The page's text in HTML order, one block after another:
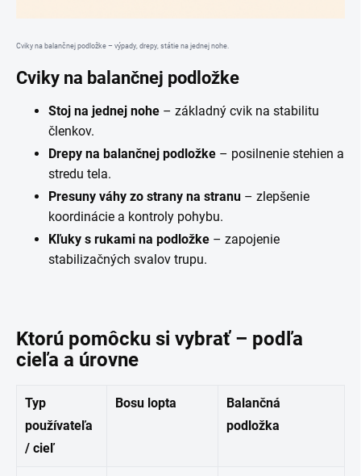
Cviky na balančnej podložke – výpady, drepy, státie na jednej nohe.
Cviky na balančnej podložke
Stoj na jednej nohe – základný cvik na stabilitu
členkov.
Drepy na balančnej podložke – posilnenie stehien a
stredu tela.
Presuny váhy zo strany na stranu – zlepšenie
koordinácie a kontroly pohybu.
Kľuky s rukami na podložke – zapojenie
stabilizačných svalov trupu.
Ktorú pomôcku si vybrať – podľa
cieľa a úrovne
Typ
používateľa
/ cieľ
Bosu lopta
Balančná
podložka